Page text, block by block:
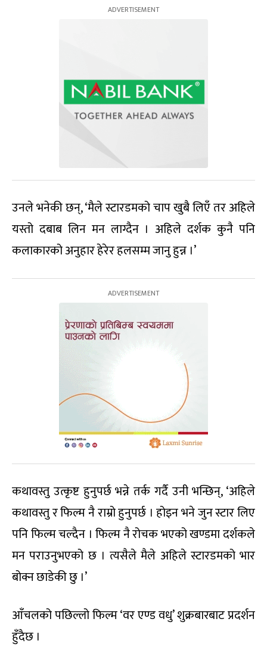
उनले भनेकी छन्, ‘मैले स्टारडमको चाप खुबै लिएँ तर अहिले
यस्तो दबाब लिन मन लाग्दैन । अहिले दर्शक कुनै पनि
कलाकारको अनुहार हेरेर हलसम्म जानु हुन्न ।’
कथावस्तु उत्कृष्ट हुनुपर्छ भन्ने तर्क गर्दै उनी भन्छिन्, ‘अहिले
कथावस्तु र फिल्म नै राम्रो हुनुपर्छ । होइन भने जुन स्टार लिए
पनि फिल्म चल्दैन । फिल्म नै रोचक भएको खण्डमा दर्शकले
मन पराउनुभएको छ । त्यसैले मैले अहिले स्टारडमको भार
बोक्न छाडेकी छु ।’
आँचलको पछिल्लो फिल्म ‘वर एण्ड वधु’ शुक्रबारबाट प्रदर्शन
हुँदैछ ।